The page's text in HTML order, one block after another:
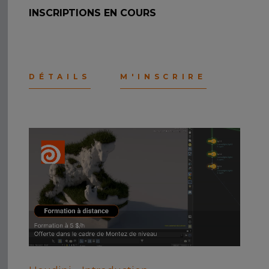
INSCRIPTIONS EN COURS
DÉTAILS M'INSCRIRE